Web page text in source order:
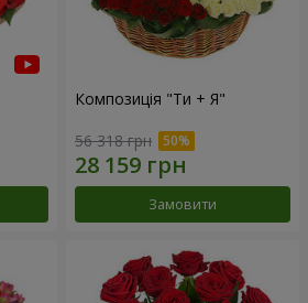
Композиція "Ти + Я"
56 318 грн
Замовити